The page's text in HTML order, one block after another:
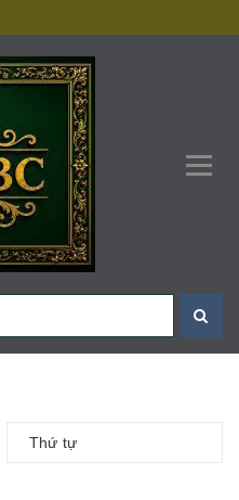
Thứ tự